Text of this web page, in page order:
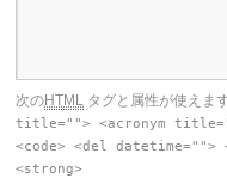
次のHTML タグと属性が使えま
title=""> <acronym
<code> <del
<strong>